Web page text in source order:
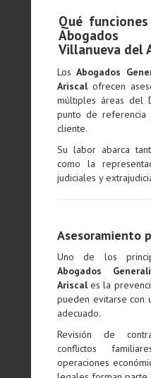
Qué
Abogados
Villanueva del
LosAbogados
Ariscalofrecen
múltiples áreas del
punto de
cliente.
Su labor abarca
como la
judiciales y
Asesoramiento
Uno de los
Abogados
Ariscales la
pueden evitarse con
adecuado.
Revisión de
conflictos
operaciones